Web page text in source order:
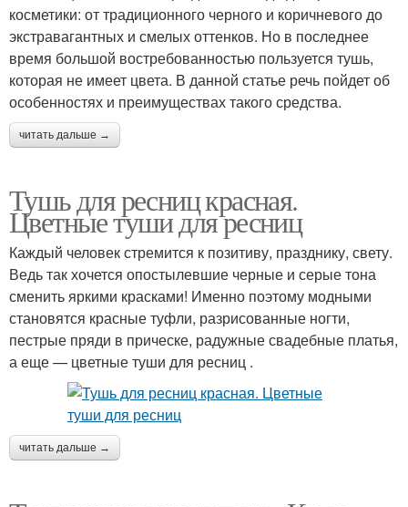
косметики: от традиционного черного и коричневого до
экстравагантных и смелых оттенков. Но в последнее
время большой востребованностью пользуется тушь,
которая не имеет цвета. В данной статье речь пойдет об
особенностях и преимуществах такого средства.
читать дальше →
Тушь для ресниц красная.
Цветные туши для ресниц
Каждый человек стремится к позитиву, празднику, свету.
Ведь так хочется опостылевшие черные и серые тона
сменить яркими красками! Именно поэтому модными
становятся красные туфли, разрисованные ногти,
пестрые пряди в прическе, радужные свадебные платья,
а еще — цветные туши для ресниц .
читать дальше →